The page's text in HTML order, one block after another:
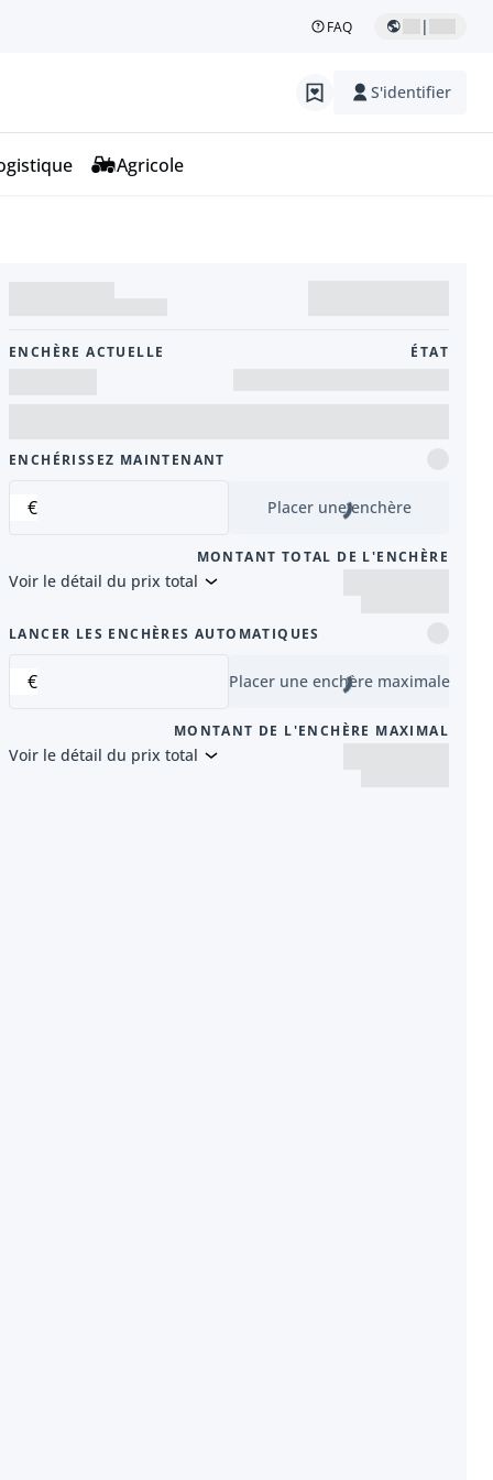
FAQ |
S'identifier
Agricole
ENCHÈRE ACTUELLE ÉTAT
ENCHÉRISSEZ MAINTENANT
€ Placer une enchère
MONTANT TOTAL DE L'ENCHÈRE
Voir le détail du prix total
LANCER LES ENCHÈRES AUTOMATIQUES
€ Placer une enchère maximale
MONTANT DE L'ENCHÈRE MAXIMAL
Voir le détail du prix total